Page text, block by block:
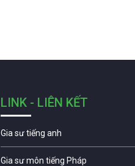
LINK - LIÊN KẾT
Gia sư tiếng anh
Gia sư môn tiếng Pháp